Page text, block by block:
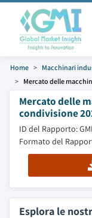
Home Macchinari
Mercato delle
Mercato delle
condivisione
ID del Rapporto:
Formato del
Esplora le